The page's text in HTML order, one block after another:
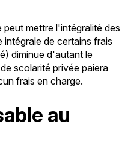
mettre l'intégralité des
de certains frais
diminue d'autant le
scolarité privée paiera
frais en charge.
au